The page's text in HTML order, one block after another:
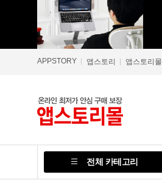
APPSTORY 앱스토리 앱스토리몰
전체 카테고리